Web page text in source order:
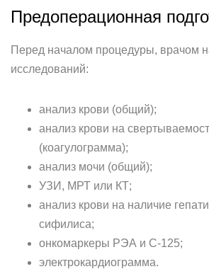
Предоперационная
Перед началом процедуры, врачом
исследований:
анализ крови (общий);
анализ крови на
(коагулограмма);
анализ мочи (общий);
УЗИ, МРТ или КТ;
анализ крови на наличие
сифилиса;
онкомаркеры РЭА и С-125;
электрокардиограмма.